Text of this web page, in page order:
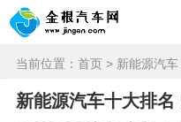
当前位置： 首页 > 新能源汽车
新能源汽车十大排名